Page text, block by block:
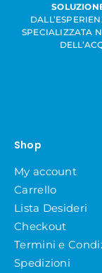
SPECIALIZZATA
Shop
My account
Carrello
Lista Desideri
Checkout
Termini e
Spedizioni